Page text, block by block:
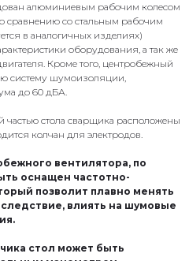
алюминиевым рабочим колесом
сравнению со стальным рабочим
в аналогичных изделиях)
оборудования, а так же
Кроме того, центробежный
систему шумоизоляции,
до 60 дБА.
стола сварщика расположены
колчан для электродов.
вентилятора, по
оснащен частотно-
позволит плавно менять
влиять на шумовые
стол может быть